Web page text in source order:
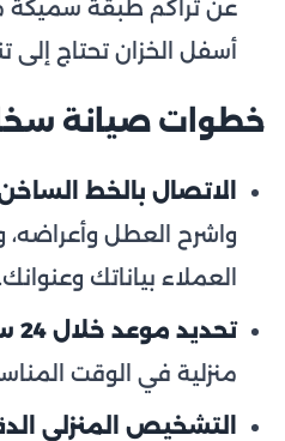
عن تراكم طبقة سميكة
أسفل الخزان تحتاج إلى
خطوات صيانة
الاتصال بالخط الساخن
واشرح العطل
العملاء بياناتك
تحديد موعد خلال 24 ساعة:
منزلية في الوقت
التشخيص المنزلي